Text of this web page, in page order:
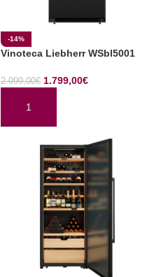
-14%
Vinoteca Liebherr WSbl5001
2.099,00€ 1.799,00€
AÑADIR AL CARRITO